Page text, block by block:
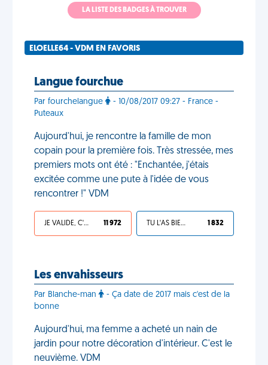
LA LISTE DES BADGES À TROUVER
ELOELLE64 - VDM EN FAVORIS
Langue fourchue
Par fourchelangue
- 10/08/2017 09:27 - France -
Puteaux
Aujourd'hui, je rencontre la famille de mon
copain pour la première fois. Très stressée, mes
premiers mots ont été : "Enchantée, j'étais
excitée comme une pute à l'idée de vous
rencontrer !" VDM
JE VALIDE, C'EST UNE VDM 11 972 TU L'AS BIEN MÉRITÉ 1 832
Les envahisseurs
Par Blanche-man
- Ça date de 2017 mais c'est de la
bonne
Aujourd'hui, ma femme a acheté un nain de
jardin pour notre décoration d'intérieur. C'est le
neuvième. VDM